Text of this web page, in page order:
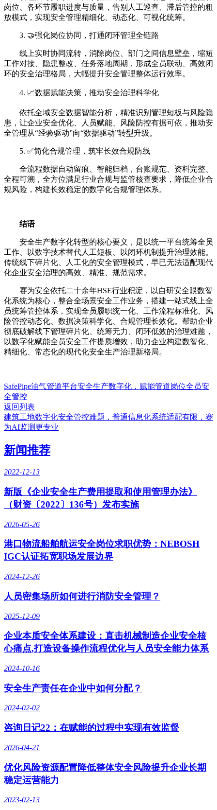
岗位、各环节履职进度与质量，告别人工巡查、滞后管控的粗
放模式，实现安全管理精细化、动态化、可视化统筹。
3. 🤝强化岗位协同，打通闭环管理全链路
线上实时协同流转，消除岗位、部门之间信息壁垒，缩短
工作对接、隐患整改、任务落地周期，形成全员联动、高效闭
环的安全治理格局，大幅提升安全管理整体运行效率。
4. 📈数据赋能决策，推动安全治理科学化
依托全域安全数据智能分析，精准识别管理短板与风险隐
患，让企业安全优化、人员赋能、风险防控有据可依，推动安
全管理从“经验驱动”向“数据驱动”转型升级。
5. ✅简化合规管理，筑牢长效合规防线
全流程数据自动留痕、智能归档，台账规范、资料完整、
全程可溯，全方位满足行业合规与监管核查要求，降低企业合
规风险，构建长效稳定的数字化合规管理体系。
结语
安全生产数字化转型的核心要义，是以统一平台统筹全员
工作、以数字技术替代人工短板、以闭环机制提升治理效能。
传统线下碎片化、人工化的安全管理模式，早已无法适配现代
化企业安全治理的高效、精准、规范需求。
赛为安全依托二十余年HSE行业积淀，以自研安全眼数智
化系统为核心，整合全场景安全工作业务，搭建一站式线上全
员统筹管控体系，实现全员履职统一化、工作流程标准化、风
险管控动态化、数据决策科学化、合规管理长效化。帮助企业
彻底破解线下管理碎片化、统筹无力、闭环低效的治理难题，
以数字化赋能全员安全工作提质增效，助力企业构建数智化、
精细化、常态化的现代化安全生产治理新格局。
SafePipe油气管道平台安全生产数字化，赋能管道岗位全员安
全管控
返回列表
建筑工地数字化安全管控难题，普通信息化系统适配有限，赛
为AI监测更专业
新闻推荐
2022-12-13
新版《企业安全生产费用提取和使用管理办法》
（财资〔2022〕136号）发布实施
2026-05-26
港口物流船舶航运安全岗位求职优势：NEBOSH
IGC认证拓宽职场发展边界
2024-12-26
人员密集场所如何进行消防安全管理？
2025-12-09
企业本质安全体系建设：直击机械制造企业安全核
心痛点,打造设备操作流程优化与人员安全能力体系
2024-10-16
安全生产责任在企业中如何分配？
2024-02-02
咨询日记22：在赋能的过程中实现有效监督
2026-04-21
优化风险资源配置降低整体安全风险提升企业长期
稳定运营能力
2023-02-13